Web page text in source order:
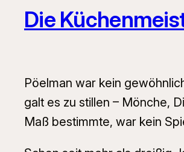
Die
Pöelman war kein
galt es zu stillen – Mönche,
Maß bestimmte, war kein